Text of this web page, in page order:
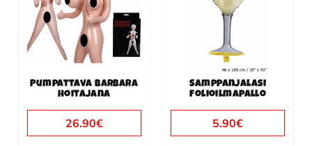
Pumpattava Barbara
hoitajana
26.90€
Samppanjalasi
folioilmapallo
5.90€